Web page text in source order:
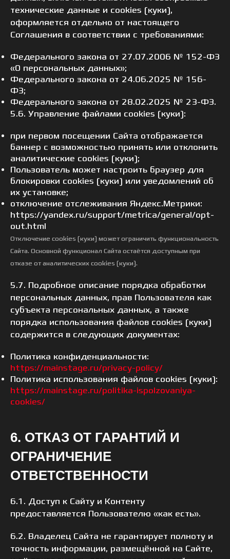
технические данные и cookies (куки),
оформляется отдельно от настоящего
Соглашения в соответствии с требованиями:
Федерального закона от 27.07.2006 № 152-ФЗ
«О персональных данных»;
Федерального закона от 24.06.2025 № 156-
ФЗ;
Федерального закона от 28.02.2025 № 23-ФЗ.
5.6. Управление файлами cookies (куки):
при первом посещении Сайта отображается
баннер с возможностью принять или отклонить
аналитические cookies (куки);
Пользователь может настроить браузер для
блокировки cookies (куки) или уведомлений об
их установке;
отключение отслеживания Яндекс.Метрики:
https://yandex.ru/support/metrica/general/opt-
out.html
Отключение cookies (куки) может ограничить функциональность
Сайта. Основной функционал Сайта остаётся доступным при
отказе от аналитических cookies (куки).
5.7. Подробное описание порядка обработки
персональных данных, прав Пользователя как
субъекта персональных данных, а также
порядка использования файлов cookies (куки)
содержится в следующих документах:
Политика конфиденциальности:
https://mainstage.ru/privacy-policy/
Политика использования файлов cookies (куки):
https://mainstage.ru/politika-ispolzovaniya-
cookies/
6. ОТКАЗ ОТ ГАРАНТИЙ И
ОГРАНИЧЕНИЕ
ОТВЕТСТВЕННОСТИ
6.1. Доступ к Сайту и Контенту
предоставляется Пользователю «как есть».
6.2. Владелец Сайта не гарантирует полноту и
точность информации, размещённой на Сайте,